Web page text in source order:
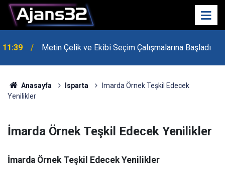
10:15 Hafta Sonu Havalar Nasıl Olacak?
Anasayfa Isparta
İmarda Örnek Teşkil Edecek
Yenilikler
İmarda Örnek Teşkil Edecek Yenilikler
İmarda Örnek Teşkil Edecek Yenilikler